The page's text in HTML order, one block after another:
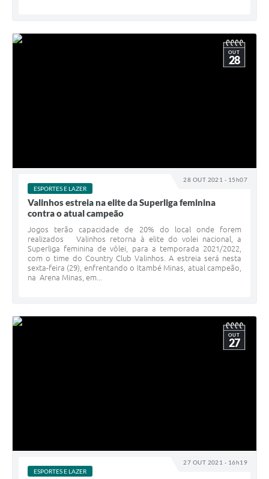
28 OUT 2021 - 15h07
OUT
28
ESPORTES E LAZER
Valinhos estreia na elite da Superliga feminina
contra o atual campeão
Jogos terão capacidade de 20% do local onde forem
realizados Valinhos retorna à elite do volei nacional, a
Superliga feminina de vôlei, para a temporada 2021/2022,
com o time do Country Club Valinhos. A estreia será nesta
sexta-feira (29), enfrentando o Itambé Minas, atual campeão,
na Arena Minas, em...
27 OUT 2021 - 16h19
OUT
27
ESPORTES E LAZER